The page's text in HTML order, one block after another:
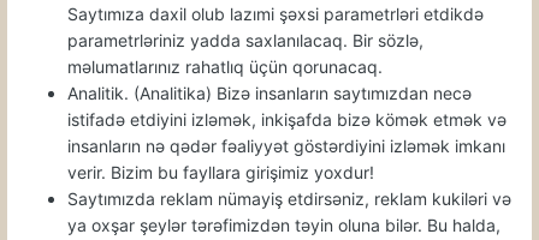
Saytımıza daxil olub lazımi şəxsi parametrləri etdikdə
parametrləriniz yadda saxlanılacaq. Bir sözlə,
məlumatlarınız rahatlıq üçün qorunacaq.
Analitik. (Analitika) Bizə insanların saytımızdan necə
istifadə etdiyini izləmək, inkişafda bizə kömək etmək və
insanların nə qədər fəaliyyət göstərdiyini izləmək imkanı
verir. Bizim bu fayllara girişimiz yoxdur!
Saytımızda reklam nümayiş etdirsəniz, reklam kukiləri və
ya oxşar şeylər tərəfimizdən təyin oluna bilər. Bu halda,